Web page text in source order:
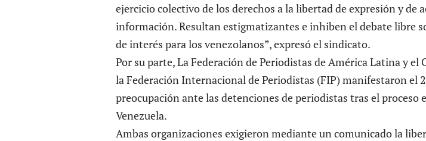
ejercicio colectivo de los derechos a la libertad de expresión y de
información. Resultan estigmatizantes e inhiben el debate libre
de interés para los venezolanos”, expresó el sindicato.
Por su parte, La Federación de Periodistas de América Latina y el
la Federación Internacional de Periodistas (FIP) manifestaron el
preocupación ante las detenciones de periodistas tras el proceso
Venezuela.
Ambas organizaciones exigieron mediante un comunicadola